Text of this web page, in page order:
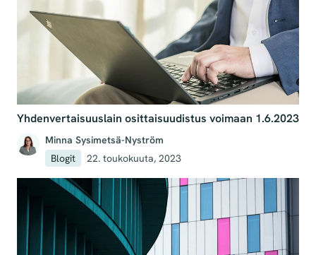
Yhdenvertaisuuslain osittaisuudistus voimaan 1.6.2023
Minna Sysimetsä-Nyström
Blogit
22. toukokuuta, 2023